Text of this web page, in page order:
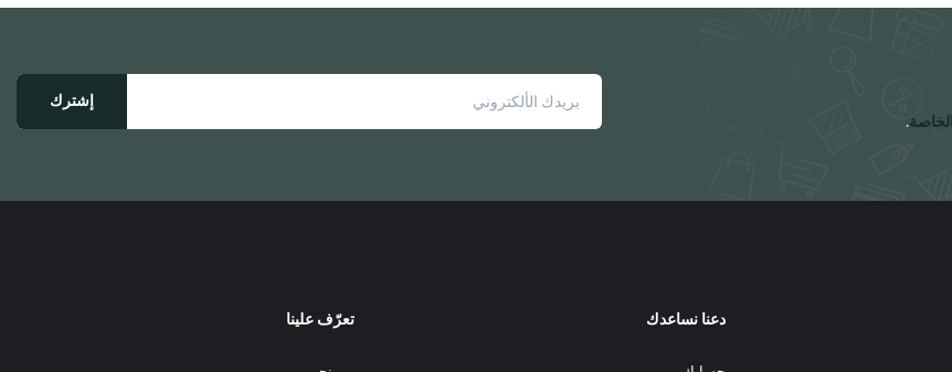
صفحة
.
إشترك
دعنا نساعدك تعرّف علينا